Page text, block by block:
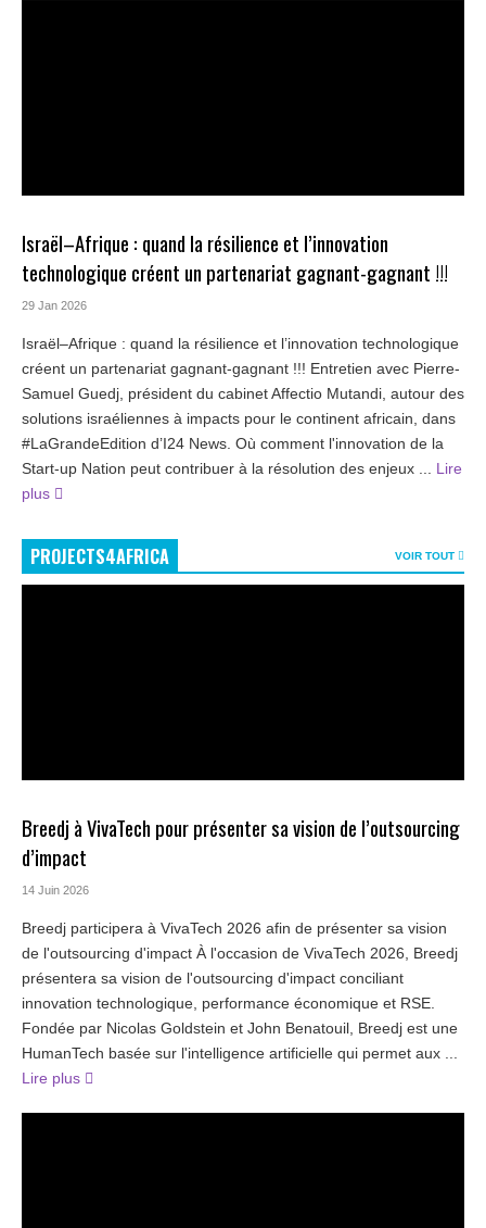
Israël–Afrique : quand la résilience et l’innovation
technologique créent un partenariat gagnant-gagnant !!!
29 Jan 2026
Israël–Afrique : quand la résilience et l’innovation technologique
créent un partenariat gagnant-gagnant !!! Entretien avec Pierre-
Samuel Guedj, président du cabinet Affectio Mutandi, autour des
solutions israéliennes à impacts pour le continent africain, dans
#LaGrandeEdition d’I24 News. Où comment l'innovation de la
Start-up Nation peut contribuer à la résolution des enjeux ...
Lire
plus
PROJECTS4AFRICA VOIR TOUT
Breedj à VivaTech pour présenter sa vision de l’outsourcing
d’impact
14 Juin 2026
Breedj participera à VivaTech 2026 afin de présenter sa vision
de l'outsourcing d'impact À l'occasion de VivaTech 2026, Breedj
présentera sa vision de l'outsourcing d'impact conciliant
innovation technologique, performance économique et RSE.
Fondée par Nicolas Goldstein et John Benatouil, Breedj est une
HumanTech basée sur l'intelligence artificielle qui permet aux ...
Lire plus